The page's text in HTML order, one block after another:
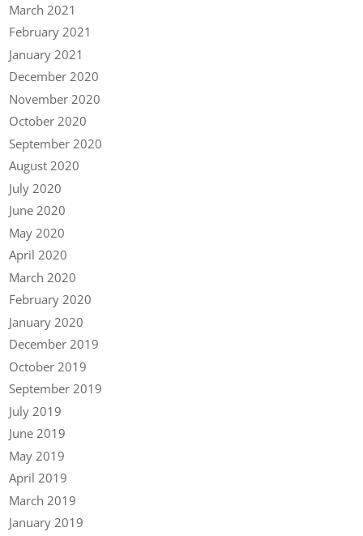
March 2021
February 2021
January 2021
December 2020
November 2020
October 2020
September 2020
August 2020
July 2020
June 2020
May 2020
April 2020
March 2020
February 2020
January 2020
December 2019
October 2019
September 2019
July 2019
June 2019
May 2019
April 2019
March 2019
January 2019